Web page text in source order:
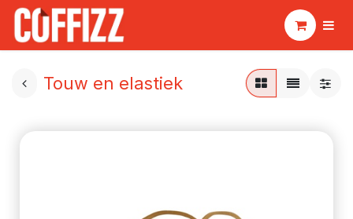
Touw en elastiek